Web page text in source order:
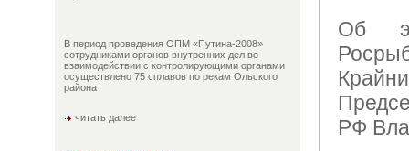
В период проведения ОПМ «Путина-2008»
сотрудниками органов внутренних дел во
взаимодействии с контролирующими органами
осуществлено 75 сплавов по рекам Ольского
района
читать далее
Об
РФ